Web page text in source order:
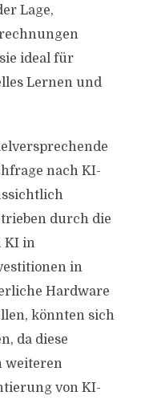
Lage,
ideal für
Lernen und
nach KI-
durch die
KI in
in
Hardware
könnten sich
da diese
weiteren
von KI-